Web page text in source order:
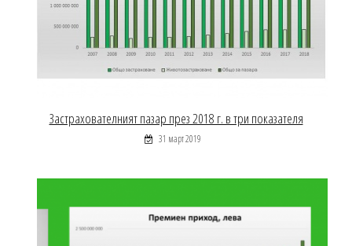
Застрахователният пазар през 2018 г. в три показателя
31 март 2019